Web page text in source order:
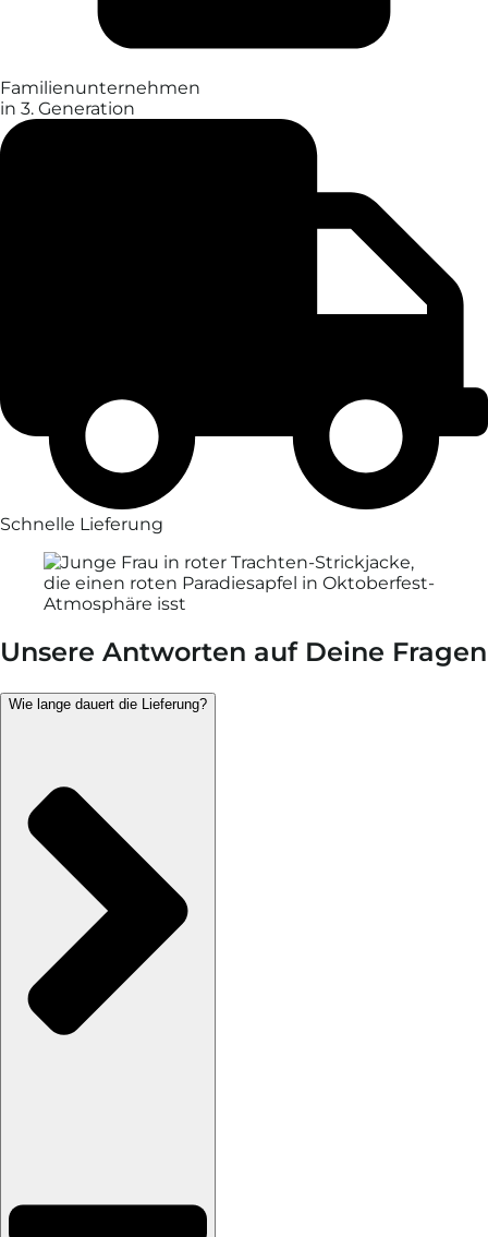
Familien­unter­nehmen
in 3. Generation
Schnelle Lieferung
Unsere Antworten auf Deine Fragen
Wie lange dauert die Lieferung?